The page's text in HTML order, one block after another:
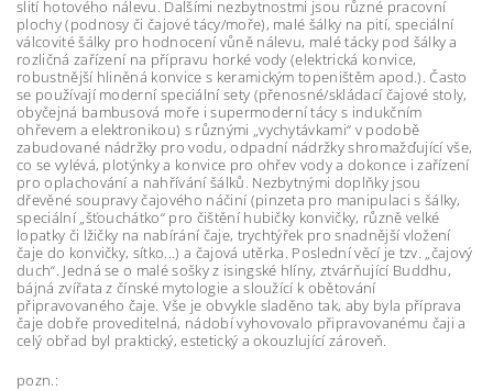
slití hotového nálevu. Dalšími nezbytnostmi jsou různé pracovní
plochy (podnosy či čajové tácy/moře), malé šálky na pití, speciální
válcovité šálky pro hodnocení vůně nálevu, malé tácky pod šálky a
rozličná zařízení na přípravu horké vody (elektrická konvice,
robustnější hliněná konvice s keramickým topeništěm apod.). Často
se používají moderní speciální sety (přenosné/skládací čajové stoly,
obyčejná bambusová moře i supermoderní tácy s indukčním
ohřevem a elektronikou) s různými „vychytávkami“ v podobě
zabudované nádržky pro vodu, odpadní nádržky shromažďující vše,
co se vylévá, plotýnky a konvice pro ohřev vody a dokonce i zařízení
pro oplachování a nahřívání šálků. Nezbytnými doplňky jsou
dřevěné soupravy čajového náčiní (pinzeta pro manipulaci s šálky,
speciální „šťouchátko“ pro čištění hubičky konvičky, různě velké
lopatky či lžičky na nabírání čaje, trychtýřek pro snadnější vložení
čaje do konvičky, sítko...) a čajová utěrka. Poslední věcí je tzv. „čajový
duch“. Jedná se o malé sošky z isingské hlíny, ztvárňující Buddhu,
bájná zvířata z čínské mytologie a sloužící k obětování
připravovaného čaje. Vše je obvykle sladěno tak, aby byla příprava
čaje dobře proveditelná, nádobí vyhovovalo připravovanému čaji a
celý obřad byl praktický, estetický a okouzlující zároveň.
pozn.: